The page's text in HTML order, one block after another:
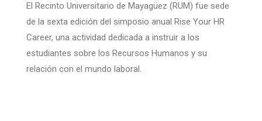
El Recinto Universitario de Mayagüez (RUM) fue sede
de la sexta edición del simposio anual Rise Your HR
Career, una actividad dedicada a instruir a los
estudiantes sobre los Recursos Humanos y su
relación con el mundo laboral.